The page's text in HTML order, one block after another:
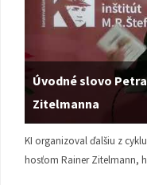
Úvodné slovo
Zitelmanna
KI organizoval ďalšiu z
hosťom Rainer Zitelmann,